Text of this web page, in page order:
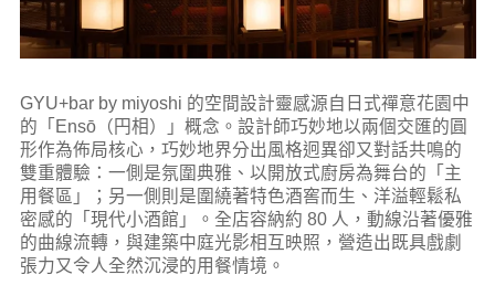
GYU+bar by miyoshi 的空間設計靈感源自日式禪意花園中
的「Ensō（円相）」概念。設計師巧妙地以兩個交匯的圓
形作為佈局核心，巧妙地界分出風格迥異卻又對話共鳴的
雙重體驗：一側是氛圍典雅、以開放式廚房為舞台的「主
用餐區」；另一側則是圍繞著特色酒窖而生、洋溢輕鬆私
密感的「現代小酒館」。全店容納約 80 人，動線沿著優雅
的曲線流轉，與建築中庭光影相互映照，營造出既具戲劇
張力又令人全然沉浸的用餐情境。